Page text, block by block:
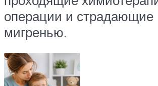
операции и страдающие
мигренью.